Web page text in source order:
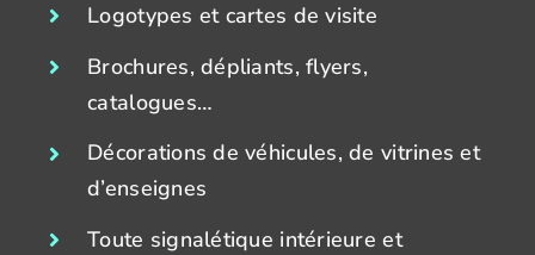
Logotypes et cartes de visite
Brochures, dépliants, flyers,
catalogues…
Décorations de véhicules, de vitrines et
d’enseignes
Toute signalétique intérieure et